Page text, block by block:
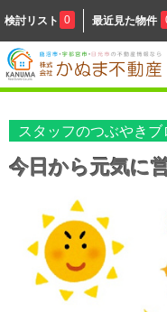
検討リスト 0 最近見た物件
スタッフのつぶやきブ
今日から元気に